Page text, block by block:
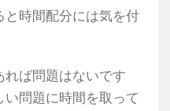
と時間配分には気を付
ば問題はないです
問題に時間を取って